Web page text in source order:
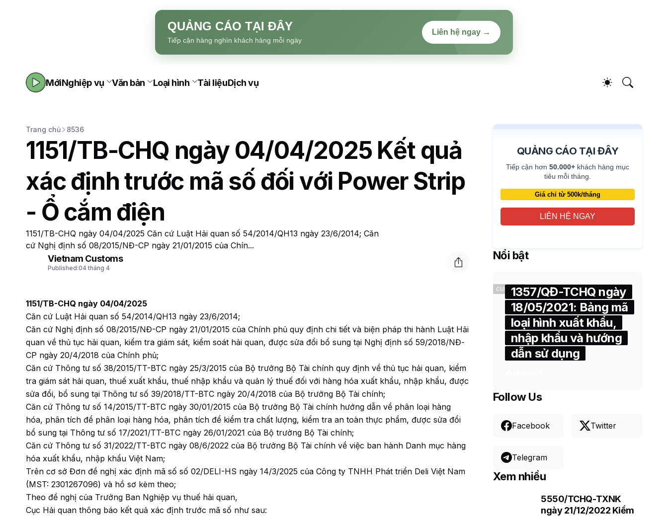
QUẢNG CÁO TẠI ĐÂY
Tiếp cận hàng nghìn khách hàng mỗi ngày
Liên hệ ngay →
MớiNghiệp vụ Văn bản Loại hình Tài liệuDịch vụ
Trang chủ 8536
1151/TB-CHQ ngày 04/04/2025 Kết quả
xác định trước mã số đối với Power Strip
- Ổ cắm điện
1151/TB-CHQ ngày 04/04/2025 Căn cứ Luật Hải quan số 54/2014/QH13 ngày 23/6/2014; Căn
cứ Nghị định số 08/2015/NĐ-CP ngày 21/01/2015 của Chín...
Vietnam Customs
Published:04 tháng 4
1151/TB-CHQ ngày 04/04/2025
Căn cứ Luật Hải quan số 54/2014/QH13 ngày 23/6/2014;
Căn cứ Nghị định số 08/2015/NĐ-CP ngày 21/01/2015 của Chính phủ quy định chi tiết và biện pháp thi hành Luật Hải
quan về thủ tục hải quan, kiểm tra giám sát, kiểm soát hải quan, được sửa đổi bổ sung tại Nghị định số 59/2018/NĐ-
CP ngày 20/4/2018 của Chính phủ;
Căn cứ Thông tư số 38/2015/TT-BTC ngày 25/3/2015 của Bộ trưởng Bộ Tài chính quy định về thủ tục hải quan, kiểm
tra giám sát hải quan, thuế xuất khẩu, thuế nhập khẩu và quản lý thuế đối với hàng hóa xuất khẩu, nhập khẩu, được
sửa đổi, bổ sung tại Thông tư số 39/2018/TT-BTC ngày 20/4/2018 của Bộ trưởng Bộ Tài chính;
Căn cứ Thông tư số 14/2015/TT-BTC ngày 30/01/2015 của Bộ trưởng Bộ Tài chính hướng dẫn về phân loại hàng
hóa, phân tích để phân loại hàng hóa, phân tích để kiểm tra chất lượng, kiểm tra an toàn thực phẩm, được sửa đổi
bổ sung tại Thông tư số 17/2021/TT-BTC ngày 26/01/2021 của Bộ trưởng Bộ Tài chính;
Căn cứ Thông tư số 31/2022/TT-BTC ngày 08/6/2022 của Bộ trưởng Bộ Tài chính về việc ban hành Danh mục hàng
hóa xuất khẩu, nhập khẩu Việt Nam;
Trên cơ sở Đơn đề nghị xác định mã số số 02/DELI-HS ngày 14/3/2025 của Công ty TNHH Phát triển Deli Việt Nam
(MST: 2301267096) và hồ sơ kèm theo;
Theo đề nghị của Trưởng Ban Nghiệp vụ thuế hải quan,
Cục Hải quan thông báo kết quả xác định trước mã số như sau:
QUẢNG CÁO TẠI ĐÂY
Tiếp cận hơn 50.000+ khách hàng mục
tiêu mỗi tháng.
Giá chỉ từ 500k/tháng
LIÊN HỆ NGAY
Nổi bật
CUSTOMS1357/QĐ-TCHQ ngày
18/05/2021: Bảng mã
loại hình xuất khẩu,
nhập khẩu và hướng
dẫn sử dụng
Follow Us
Facebook Twitter
Telegram
Xem nhiều
5550/TCHQ-TXNK
ngày 21/12/2022 Kiểm